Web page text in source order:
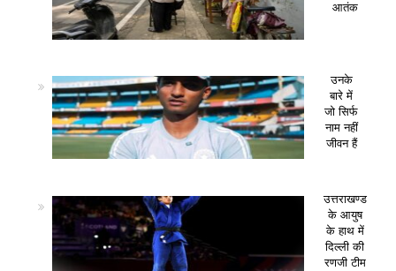
आतंक
उनके
बारे में
जो सिर्फ
नाम नहीं
जीवन हैं
उत्तराखण्ड
के आयुष
के हाथ में
दिल्ली की
रणजी टीम